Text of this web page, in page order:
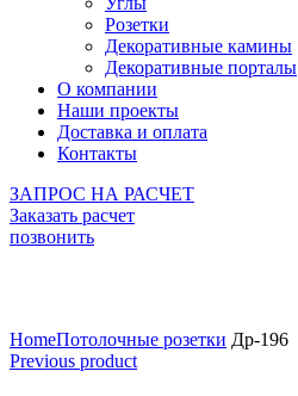
Розетки
Декоративные камины
Декоративные порталы
О компании
Наши проекты
Доставка и оплата
Контакты
ЗАПРОС НА РАСЧЕТ
Заказать расчет
позвонить
HomeПотолочные розетки Др-196
Previous product